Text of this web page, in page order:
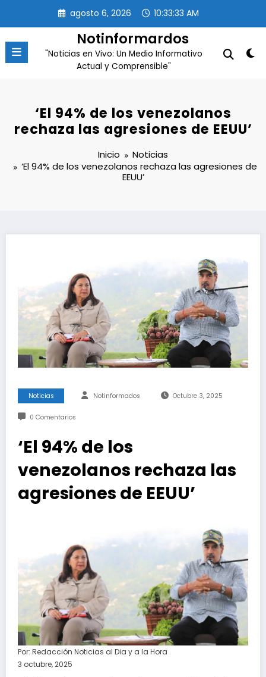
contenido
agosto 6, 2026 10:33:33 AM
Notinformardos
"Noticias en Vivo: Un Medio Informativo
Actual y Comprensible"
‘El 94% de los venezolanos
rechaza las agresiones de EEUU’
Inicio
Noticias
‘El 94% de los venezolanos rechaza las agresiones de
EEUU’
Noticias Notinformados Octubre 3, 2025
0 Comentarios
‘El 94% de los
venezolanos rechaza las
agresiones de EEUU’
Por: Redacción Noticias al Dia y a la Hora
3 octubre, 2025